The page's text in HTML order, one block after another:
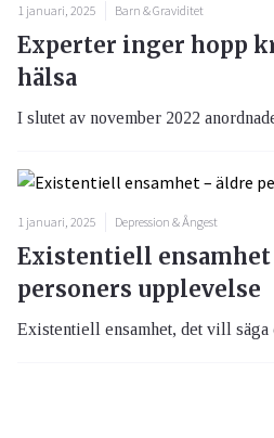
1 januari, 2025 Barn & Graviditet
Experter inger hopp
hälsa
I slutet av november 2022
1 januari, 2025 Depression & Ångest
Existentiell
personers upplevelse
Existentiell ensamhet, det vill säga